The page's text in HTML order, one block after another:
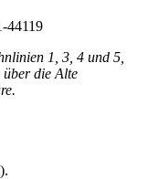
44119
1, 3, 4 und 5,
über die Alte